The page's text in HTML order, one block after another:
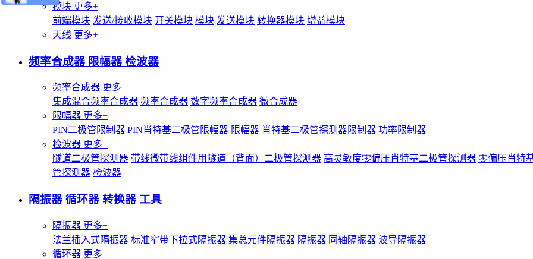
模块 更多+
前端模块 发送/接收模块 开关模块 模块 发送模块 转换器模块 增益模块
天线 更多+
频率合成器 限幅器 检波器
频率合成器 更多+
集成混合频率合成器 频率合成器 数字频率合成器 微合成器
限幅器 更多+
PIN二极管限制器 PIN肖特基二极管限幅器 限幅器 肖特基二极管探测器限制器 功率限制器
检波器 更多+
隧道二极管探测器 带线微带线组件用隧道（背面）二极管探测器 高灵敏度零偏压肖特基二极管探测器 零偏压肖特
管探测器 检波器
隔振器 循环器 转换器 工具
隔振器 更多+
法兰插入式隔振器 标准窄带下拉式隔振器 集总元件隔振器 隔振器 同轴隔振器 波导隔振器
循环器 更多+